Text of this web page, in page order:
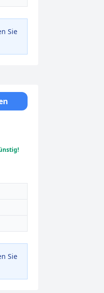
Sie
Sie